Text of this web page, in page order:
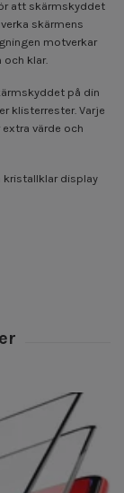
att skärmskyddet
skärmens
motverkar
klar.
på din
klisterrester. Varje
värde och
kristallklar display